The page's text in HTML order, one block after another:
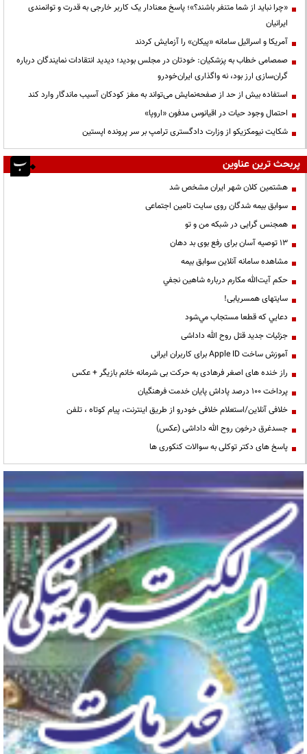
«چرا نباید از شما متنفر باشند؟»؛ پاسخ معنادار یک کاربر خارجی به قدرت و توانمندی
ایرانیان
آمریکا و اسرائیل سامانه «پیکان» را آزمایش کردند
صمصامی خطاب به پزشکیان: خودتان در مجلس بودید؛ دیدید انتقادات نمایندگان درباره
گران‌سازی ارز بود، نه واگذاری ایران‌خودرو
استفاده بیش از حد از صفحه‌نمایش می‌تواند به مغز کودکان آسیب ماندگار وارد کند
احتمال وجود حیات در اقیانوس مدفون «اروپا»
شکایت نیومکزیکو از وزارت دادگستری ترامپ بر سر پرونده اپستین
پربحث ترین عناوین
هشتمین کلان شهر ایران مشخص شد
سوابق بیمه شدگان روی سایت تامین اجتماعی
همجنس گرایی در شبکه من و تو
13 توصیه آسان برای رفع بوی بد دهان
مشاهده سامانه آنلاين سوابق بیمه
حكم آيت‌الله مكارم درباره شاهين نجفي
سایتهای همسریابی!
دعايي كه قطعا مستجاب مي‌شود
جزئیات جدید قتل روح الله داداشی
آموزش ساخت Apple ID برای کاربران ایرانی
راز خنده های اصغر فرهادی به حرکت بی شرمانه خانم بازیگر + عکس
پرداخت ۱۰۰ درصد پاداش پایان خدمت فرهنگیان
خلافی آنلاین/استعلام خلافی خودرو از طریق اینترنت، پیام کوتاه ، تلفن
جسدغرق درخون روح الله داداشی (عکس)
پاسخ های دکتر توکلی به سوالات کنکوری ها